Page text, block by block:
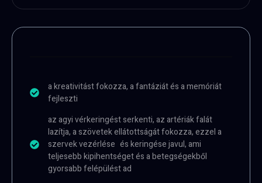
a kreativitást fokozza, a fantáziát és a memóriát
fejleszti
az agyi vérkeringést serkenti, az artériák falát
lazítja, a szövetek ellátottságát fokozza, ezzel a
szervek vezérlése és keringése javul, ami
teljesebb kipihentséget és a betegségekből
gyorsabb felépülést ad